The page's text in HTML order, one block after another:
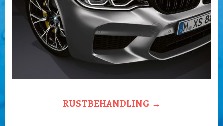
RUSTBEHANDLING →